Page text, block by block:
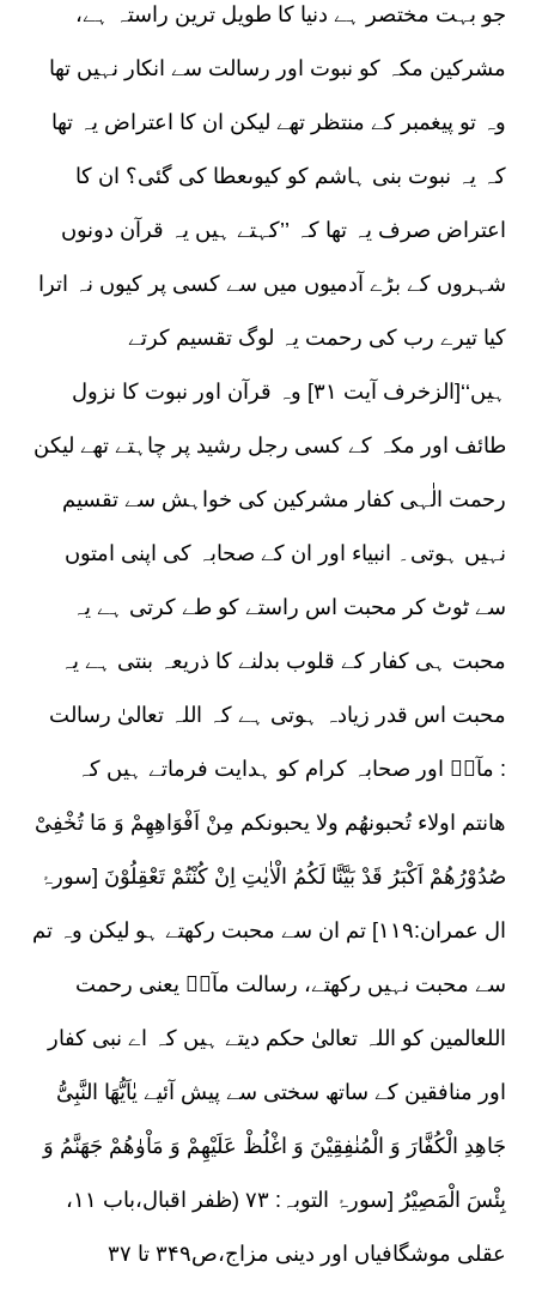
جو بہت مختصر ہے دنیا کا طویل ترین راستہ ہے،
مشرکین مکہ کو نبوت اور رسالت سے انکار نہیں تھا
وہ تو پیغمبر کے منتظر تھے لیکن ان کا اعتراض یہ تھا
کہ یہ نبوت بنی ہاشم کو کیوںعطا کی گئی؟ ان کا
اعتراض صرف یہ تھا کہ ’’کہتے ہیں یہ قرآن دونوں
شہروں کے بڑے آدمیوں میں سے کسی پر کیوں نہ اترا
کیا تیرے رب کی رحمت یہ لوگ تقسیم کرتے
ہیں‘‘[الزخرف آیت ۳۱] وہ قرآن اور نبوت کا نزول
طائف اور مکہ کے کسی رجل رشید پر چاہتے تھے لیکن
رحمت الٰہی کفار مشرکین کی خواہش سے تقسیم
نہیں ہوتی۔ انبیاء اور ان کے صحابہ کی اپنی امتوں
سے ٹوٹ کر محبت اس راستے کو طے کرتی ہے یہ
محبت ہی کفار کے قلوب بدلنے کا ذریعہ بنتی ہے یہ
محبت اس قدر زیادہ ہوتی ہے کہ اللہ تعالیٰ رسالت
مآبؐ اور صحابہ کرام کو ہدایت فرماتے ہیں کہ :
ھانتم اولاء تُحبونھُم ولا یحبونکم مِنْ اَفْوَاھِھِمْ وَ مَا تُخْفِیْ
صُدُوْرُھُمْ اَکْبَرُ قَدْ بَیَّنَّا لَکُمُ الْاٰیٰتِ اِنْ کُنْتُمْ تَعْقِلُوْنَ [سورۂ
ال عمران:۱۱۹] تم ان سے محبت رکھتے ہو لیکن وہ تم
سے محبت نہیں رکھتے، رسالت مآبؐ یعنی رحمت
اللعالمین کو اللہ تعالیٰ حکم دیتے ہیں کہ اے نبی کفار
اور منافقین کے ساتھ سختی سے پیش آئیے یٰاَیُّھَا النَّبِیُّ
جَاھِدِ الْکُفَّارَ وَ الْمُنٰفِقِیْنَ وَ اغْلُظْ عَلَیْھِمْ وَ مَاْوٰھُمْ جَھَنَّمُ وَ
بِئْسَ الْمَصِیْرُ [سورۂ التوبہ: ۷۳ (ظفر اقبال،باب ۱۱،
عقلی موشگافیاں اور دینی مزاج،ص۳۴۹ تا ۳۷